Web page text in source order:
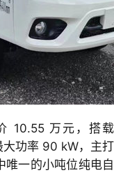
10.55 万元，搭载
功率 90 kW，主打
唯一的小吨位纯电自